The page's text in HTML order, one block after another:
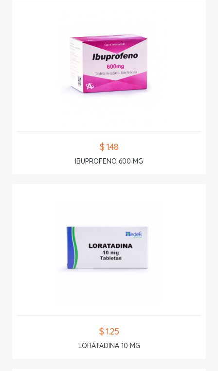
$ 1.48
IBUPROFENO 600 MG
$ 1.25
LORATADINA 10 MG